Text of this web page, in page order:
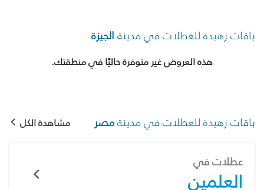
باقات زهيدة للعطلات في مدينة الجيزة
هذه العروض غير متوفرة حاليًا في منطقتك.
باقات زهيدة للعطلات في مدينةمصر مشاهدة الكل
عطلات في
العلمين